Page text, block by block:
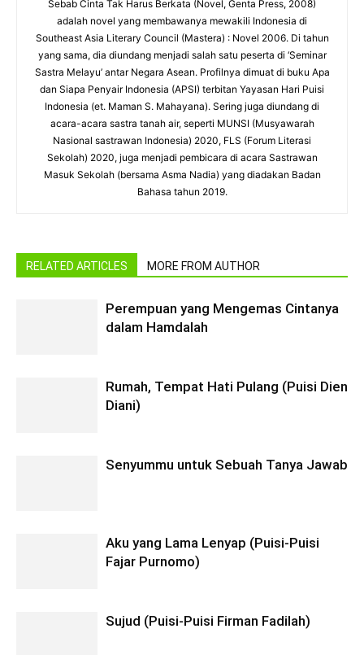
Sebab Cinta Tak Harus Berkata (Novel, Genta Press, 2008)
adalah novel yang membawanya mewakili Indonesia di
Southeast Asia Literary Council (Mastera) : Novel 2006. Di tahun
yang sama, dia diundang menjadi salah satu peserta di ‘Seminar
Sastra Melayu’ antar Negara Asean. Profilnya dimuat di buku Apa
dan Siapa Penyair Indonesia (APSI) terbitan Yayasan Hari Puisi
Indonesia (et. Maman S. Mahayana). Sering juga diundang di
acara-acara sastra tanah air, seperti MUNSI (Musyawarah
Nasional sastrawan Indonesia) 2020, FLS (Forum Literasi
Sekolah) 2020, juga menjadi pembicara di acara Sastrawan
Masuk Sekolah (bersama Asma Nadia) yang diadakan Badan
Bahasa tahun 2019.
RELATED ARTICLES MORE FROM AUTHOR
Perempuan yang Mengemas Cintanya
dalam Hamdalah
Rumah, Tempat Hati Pulang (Puisi Dien
Diani)
Senyummu untuk Sebuah Tanya Jawab
Aku yang Lama Lenyap (Puisi-Puisi
Fajar Purnomo)
Sujud (Puisi-Puisi Firman Fadilah)